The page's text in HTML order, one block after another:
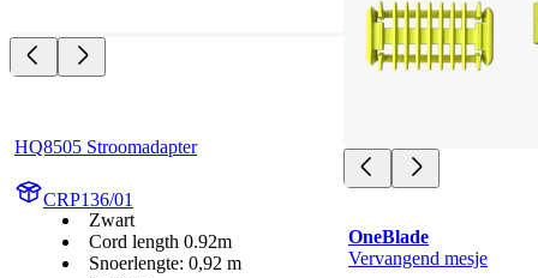
HQ8505 Stroomadapter
CRP136/01
Zwart
Cord length 0.92m
Snoerlengte: 0,92 m
OneBlade
Vervangend mesje